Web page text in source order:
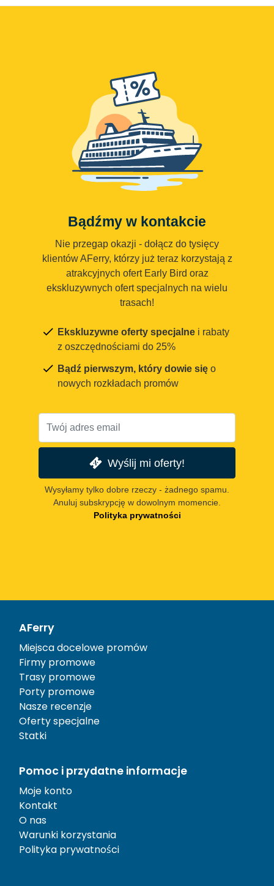
Bądźmy w kontakcie
Nie przegap okazji - dołącz do tysięcy
klientów AFerry, którzy już teraz korzystają z
atrakcyjnych ofert Early Bird oraz
ekskluzywnych ofert specjalnych na wielu
trasach!
Ekskluzywne oferty specjalne i rabaty
z oszczędnościami do 25%
Bądź pierwszym, który dowie się o
nowych rozkładach promów
Wyślij mi oferty!
Wysyłamy tylko dobre rzeczy - żadnego spamu.
Anuluj subskrypcję w dowolnym momencie.
Polityka prywatności
AFerry
Miejsca docelowe promów
Firmy promowe
Trasy promowe
Porty promowe
Nasze recenzje
Oferty specjalne
Statki
Pomoc i przydatne informacje
Moje konto
Kontakt
O nas
Warunki korzystania
Polityka prywatności